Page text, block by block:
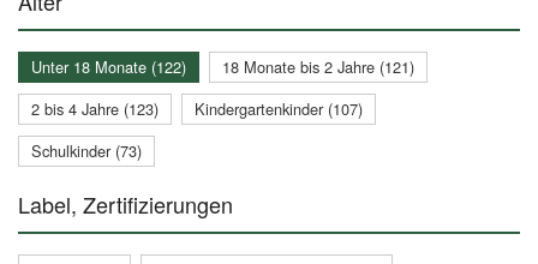
Unter 18 Monate (122)
18 Monate bis 2 Jahre (121)
2 bis 4 Jahre (123)
Kindergartenkinder (107)
Schulkinder (73)
Label, Zertifizierungen